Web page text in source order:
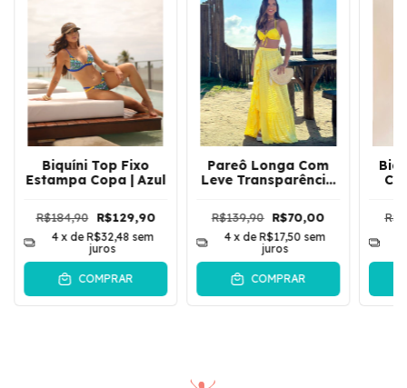
Biquíni Top Fixo
Estampa Copa | Azul
R$184,90 R$129,90
4 x deR$32,48 sem
juros
COMPRAR
Pareô Longa Com
Leve Transparência
R$139,90 R$70,00
4 x deR$17,50 sem
juros
COMPRAR